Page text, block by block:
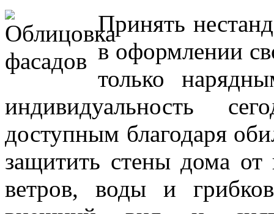
Принять
в оформлении
только
индивидуальность
доступным благодаря
защитить стены дома от
ветров, воды и